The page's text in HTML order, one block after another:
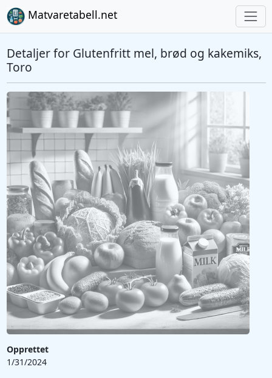
Matvaretabell.net
Detaljer for Glutenfritt mel, brød og kakemiks,
Toro
Opprettet
1/31/2024